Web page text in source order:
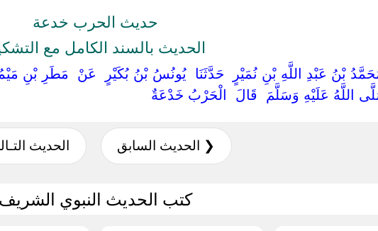
حديث الحرب خدعة
الحديث بالسند الكامل مع
‏مُحَمَّدُ بْنُ عَبْدِ اللَّهِ بْنِ نُمَيْرٍ ‏ ‏حَدَّثَنَا ‏ ‏يُونُسُ بْنُ بُكَيْرٍ ‏ ‏عَنْ ‏ ‏مَطَرِ
اللَّهُ عَلَيْهِ وَسَلَّمَ ‏ ‏قَالَ ‏ ‏الْحَرْبُ خَدْعَةٌ
❮ الحديث السابق الحديث
كتب الحديث النبوي الشريف